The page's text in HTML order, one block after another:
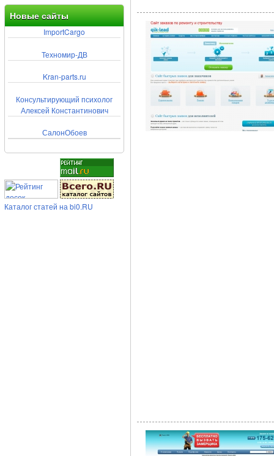
Новые сайты
ImportCargo
Техномир-ДВ
Kran-parts.ru
Консультирующий психолог
Алексей Константинович
СалонОбоев
Каталог статей на bi0.RU